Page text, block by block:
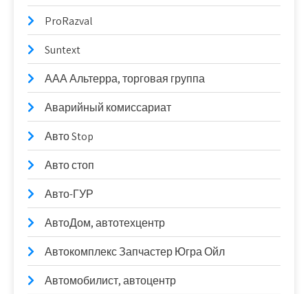
ProRazval
Suntext
ААА Альтерра, торговая группа
Аварийный комиссариат
Авто Stop
Авто стоп
Авто-ГУР
АвтоДом, автотехцентр
Автокомплекс Запчастер Югра Ойл
Автомобилист, автоцентр